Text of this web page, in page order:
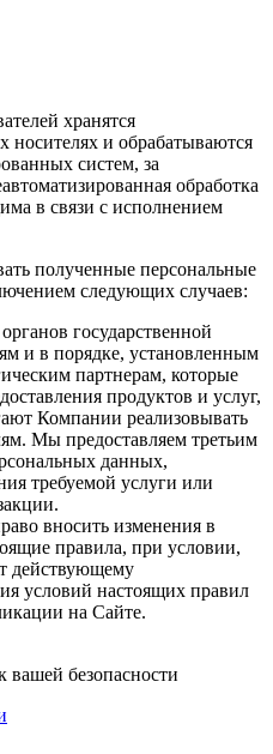
хранятся
носителях и обрабатываются
систем, за
обработка
в связи с исполнением
полученные персональные
следующих случаев:
государственной
и в порядке, установленным
партнерам, которые
продуктов и услуг,
Компании реализовывать
Мы предоставляем третьим
данных,
требуемой услуги или
вносить изменения в
правила, при условии,
действующему
условий настоящих правил
на Сайте.
вашей безопасности